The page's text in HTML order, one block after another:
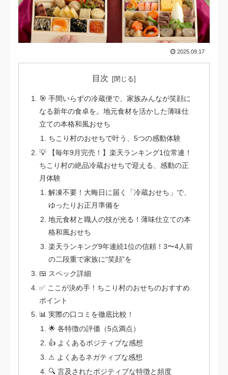
2025.09.17
目次
🎯 手間いらずの冷蔵便で、家族みんなが笑顔に
なる新年の食卓を。地元食材を活かした薄味仕
立ての本格和風おせち
ちこり村のおせちで叶う、5つの感動体験
💡 【毎年9月完売！】楽天ランキング1位常連！
ちこり村の絶品冷蔵おせちで迎える、感動の正
月体験
解凍不要！大晦日に届く「冷蔵おせち」で、
ゆったりお正月準備を
地元食材と職人の技が光る！薄味仕立ての本
格和風おせち
楽天ランキング9年連続1位の信頼！3〜4人前
の二段重で家族に“笑顔”を
🍱 スペック詳細
✅ ここが決め手！ちこり村のおせちのおすすめ
ポイント
📊 実際の口コミを徹底比較！
🌟 各特徴の評価（5点満点）
👍 よくあるポジティブな感想
⚠ よくあるネガティブな感想
🔍 言及されたポジティブな特徴と頻度